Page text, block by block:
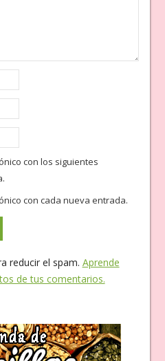
con los siguientes
con cada nueva entrada.
reducir el spam. Aprende
de tus comentarios.